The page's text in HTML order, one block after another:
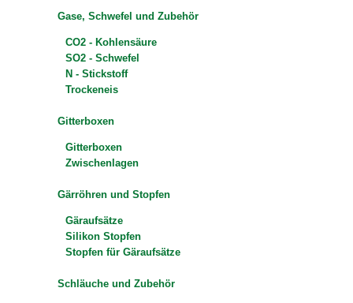
Gase, Schwefel und Zubehör
CO2 - Kohlensäure
SO2 - Schwefel
N - Stickstoff
Trockeneis
Gitterboxen
Gitterboxen
Zwischenlagen
Gärröhren und Stopfen
Gäraufsätze
Silikon Stopfen
Stopfen für Gäraufsätze
Schläuche und Zubehör